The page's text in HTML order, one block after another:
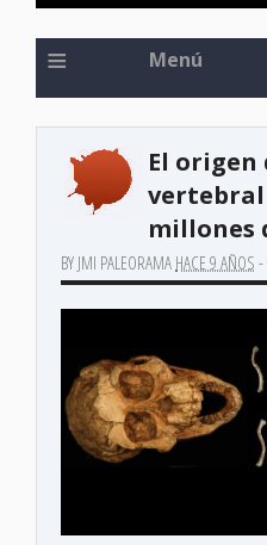
≡ Menú
El origen
vertebral
millones
BY JMI PALEORAMA HACE 9 AÑOS -